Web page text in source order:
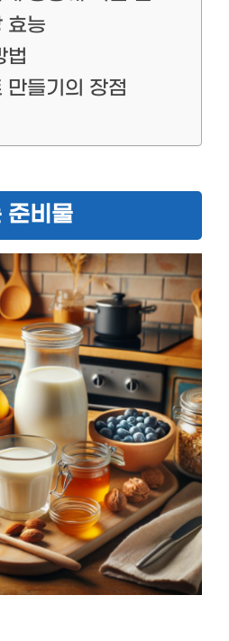
효능
법
만들기의 장점
준비물